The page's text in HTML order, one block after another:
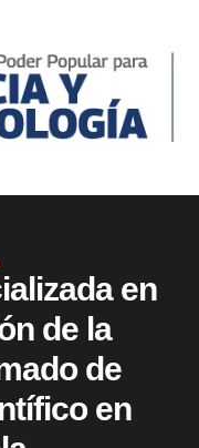
en
de la
de
en